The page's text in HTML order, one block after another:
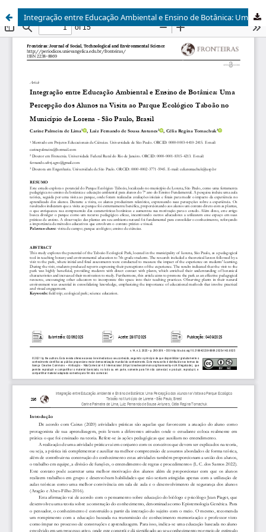
Integração entre Educação Ambiental e Ensino de Botânica: Uma Percepção dos Alunos na Visita ao Parque Ecológico Taboão no município de Lorena-São Paulo, Brasil